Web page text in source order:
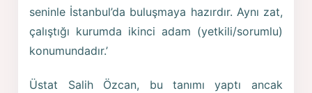
seninle İstanbul’da buluşmaya hazırdır. Aynı zat,
çalıştığı kurumda ikinci adam (yetkili/sorumlu)
konumundadır.’
Üstat Salih Özcan, bu tanımı yaptı ancak